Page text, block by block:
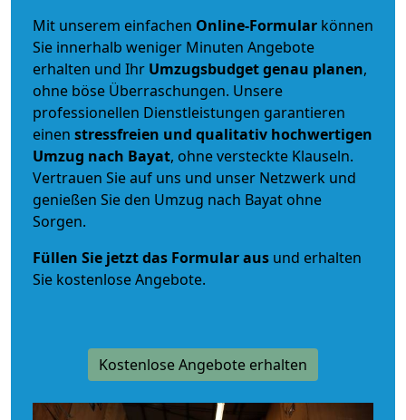
Mit unserem einfachen Online-Formular können
Sie innerhalb weniger Minuten Angebote
erhalten und Ihr Umzugsbudgetgenau planen,
ohne böse Überraschungen. Unsere
professionellen Dienstleistungen garantieren
einen stressfreien und qualitativ hochwertigen
Umzug nach Bayat, ohne versteckte Klauseln.
Vertrauen Sie auf uns und unser Netzwerk und
genießen Sie den Umzug nach Bayat ohne
Sorgen.
Füllen Sie jetzt das Formular aus und erhalten
Sie kostenlose Angebote.
Kostenlose Angebote erhalten